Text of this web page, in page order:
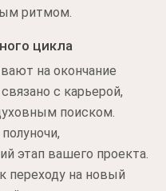
ритмом.
цикла
на окончание
с карьерой,
поиском.
этап вашего проекта.
переходу на новый